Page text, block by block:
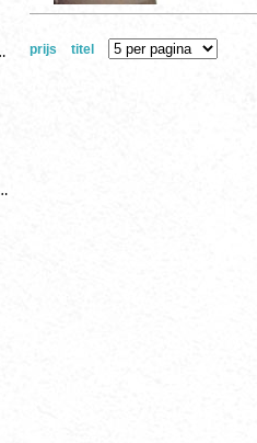
- 20e eeuw
- 19e eeuw
prijs titel